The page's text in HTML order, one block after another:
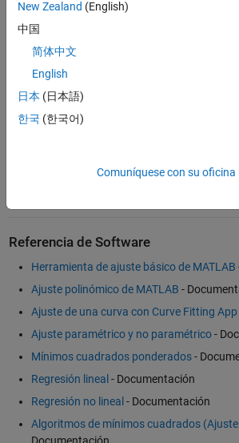
Ejemplos
Ajuste de una ecuación polinómica y
confianza- Ejemplo
Construcción de splines de suavizado
Ajuste de datos no lineal- Ejemplo
Referencia de Software
Herramienta de ajuste básico de MATLAB
Ajuste polinómico de MATLAB -
Ajuste de una curva con Curve Fitting App
Ajuste paramétrico y no paramétrico-
Mínimos cuadrados ponderados-
Regresión lineal - Documentación
Regresión no lineal - Documentación
Algoritmos de mínimos cuadrados
New Zealand (English)
中国
简体中文
English
日本 (日本語)
한국 (한국어)
Comuníquese con su oficina